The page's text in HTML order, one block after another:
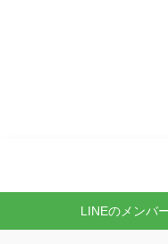
LINEのメンバ